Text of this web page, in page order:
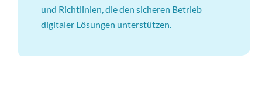
und Richtlinien, die den sicheren Betrieb
digitaler Lösungen unterstützen.